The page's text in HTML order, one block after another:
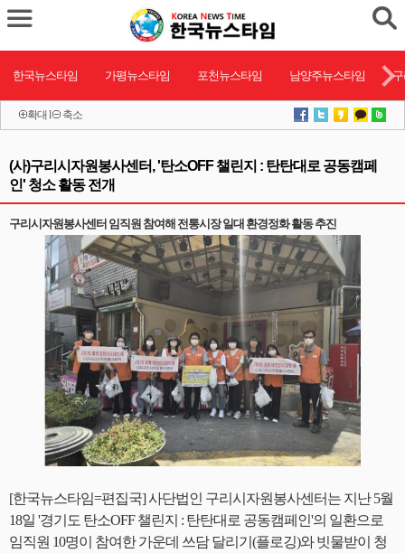
한국뉴스타임 가평뉴스타임 포천뉴스타임 남양주뉴스타임
확대 l 축소
(사)구리시자원봉사센터, '탄소OFF 챌린지 : 탄탄대로 공동캠페
인' 청소 활동 전개
구리시자원봉사센터 임직원 참여해 전통시장 일대 환경정화 활동 추진
[한국뉴스타임=편집국] 사단법인 구리시자원봉사센터는 지난 5월
18일 '경기도 탄소OFF 챌린지 : 탄탄대로 공동캠페인'의 일환으로
임직원 10명이 참여한 가운데 쓰담 달리기(플로깅)와 빗물받이 청